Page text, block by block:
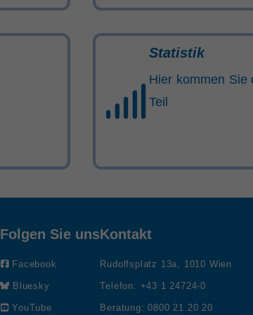
Statistik
Hier kommen Sie
Teil
Folgen Sie uns
Facebook
Bluesky
YouTube
Kontakt
Rudolfsplatz 13a, 1010 Wien
Telefon: +43 1 24724-0
Beratung:0800 21 20 20